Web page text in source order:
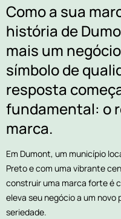
Como a sua
história de
mais um
símbolo de
resposta
fundamental: o
marca.
Em Dumont, um município
Preto e com uma vibrante
construir uma marca forte é
eleva seu negócio a um
seriedade.